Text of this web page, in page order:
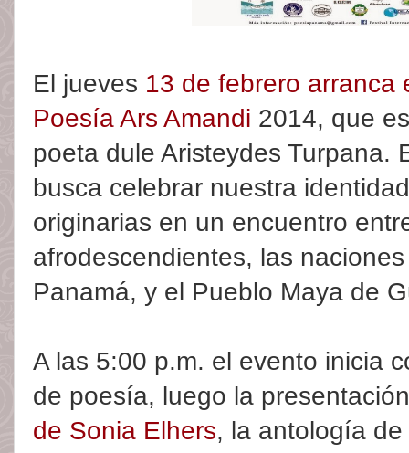
El jueves 13 de febrero arranca
Poesía Ars Amandi 2014, que
poeta dule Aristeydes Turpana.
busca celebrar nuestra
originarias en un encuentro
afrodescendientes, las
Panamá, y el Pueblo Maya de
A las 5:00 p.m. el evento inicia
de poesía, luego la
de Sonia Elhers, la antología